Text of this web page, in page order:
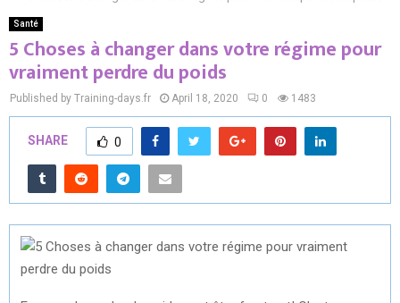
Santé
5 Choses à changer dans votre régime pour
vraiment perdre du poids
Published by Training-days.fr April 18, 2020 0 1483
SHARE 0